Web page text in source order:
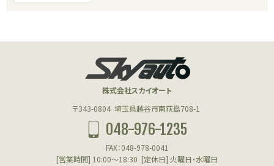
株式会社スカイオート
〒343-0804 埼玉県越谷市南荻島708-1
048-976-1235
FAX：048-978-0041
[営業時間] 10:00～18:30 [定休日] 火曜日・水曜日